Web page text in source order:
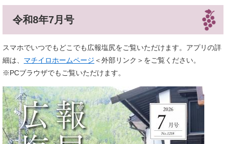
令和8年7月号
スマホでいつでもどこでも広報塩尻をご覧いただけます。アプリの詳
細は、 マチイロホームページ ＜外部リンク＞ をご覧ください。
※PCブラウザでもご覧いただけます。